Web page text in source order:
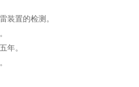
装置的检测。
年。